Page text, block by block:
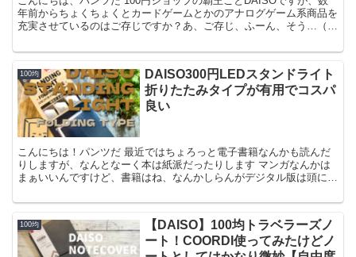
年前からちょくちょくとカードゲームとかのアナログゲーム系商品を
充実させているのはご存じですか？あ、ご存じ、ふーん、そう…（無
100均
DAISO300円LEDスタンドライト
折りたたみタイプが有用でコスパ
良い
こんにちは！パンツだ 最近ではちょろっと電子書籍なんかも読んだ
りしますが、なんとなーく本は紙派だったりします マンガなんかは
まぁいいんですけど、書籍はね、なんかしらんがデジタル版は頭に残
100均
【DAISO】100均トラベラーズノ
ート！COORDI使ってみたけどノ